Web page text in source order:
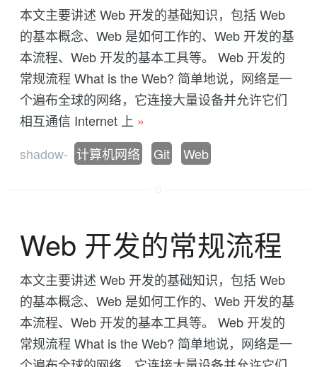
本文主要讲述 Web 开发的基础知识，包括 Web
的基本概念、Web 是如何工作的、Web 开发的基
本流程、Web 开发的基本工具等。 Web 开发的
常规流程 What is the Web? 简单地说，网络是一
个遍布全球的网络，它连接大量设备并允许它们
相互通信 Internet 上 »
shadow- 计算机网络 Git Web
Web 开发的常规流程
本文主要讲述 Web 开发的基础知识，包括 Web
的基本概念、Web 是如何工作的、Web 开发的基
本流程、Web 开发的基本工具等。 Web 开发的
常规流程 What is the Web? 简单地说，网络是一